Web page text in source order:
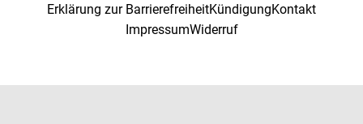
Erklärung zur BarrierefreiheitKündigungKontakt
ImpressumWiderruf